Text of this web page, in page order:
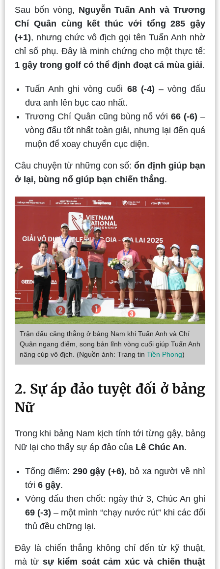
Sau bốn vòng, Nguyễn Tuấn Anh và Trương
Chí Quân cùng kết thúc với tổng 285 gậy
(+1), nhưng chức vô địch gọi tên Tuấn Anh nhờ
chỉ số phụ. Đây là minh chứng cho một thực tế:
1 gậy trong golf có thể định đoạt cả mùa giải.
Tuấn Anh ghi vòng cuối 68 (-4) – vòng đấu
đưa anh lên bục cao nhất.
Trương Chí Quân cũng bùng nổ với66 (-6) –
vòng đấu tốt nhất toàn giải, nhưng lại đến quá
muộn để xoay chuyển cục diện.
Câu chuyện từ những con số: ổn định giúp bạn
ở lại, bùng nổ giúp bạn chiến thắng.
Trận đấu căng thẳng ở bảng Nam khi Tuấn Anh và Chí
Quân ngang điểm, song bản lĩnh vòng cuối giúp Tuấn Anh
nâng cúp vô địch. (Nguồn ảnh: Trang tin Tiền Phong)
2. Sự áp đảo tuyệt đối ở bảng
Nữ
Trong khi bảng Nam kịch tính tới từng gậy, bảng
Nữ lại cho thấy sự áp đảo của Lê Chúc An.
Tổng điểm: 290 gậy (+6), bỏ xa người về nhì
tới 6 gậy.
Vòng đấu then chốt: ngày thứ 3, Chúc An ghi
69 (-3) – một mình “chạy nước rút” khi các đối
thủ đều chững lại.
Đây là chiến thắng không chỉ đến từ kỹ thuật,
mà từ sự kiểm soát cảm xúc và chiến thuật